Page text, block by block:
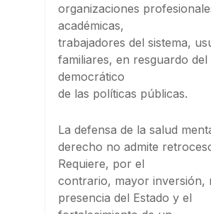
organizaciones
académicas,
trabajadores del sistema,
familiares, en resguardo
democrático
de las políticas públicas.
La defensa de la salud
derecho no admite
Requiere, por el
contrario, mayor inversión,
presencia del Estado y el